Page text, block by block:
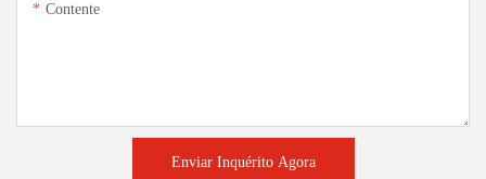
Contente
Enviar Inquérito Agora